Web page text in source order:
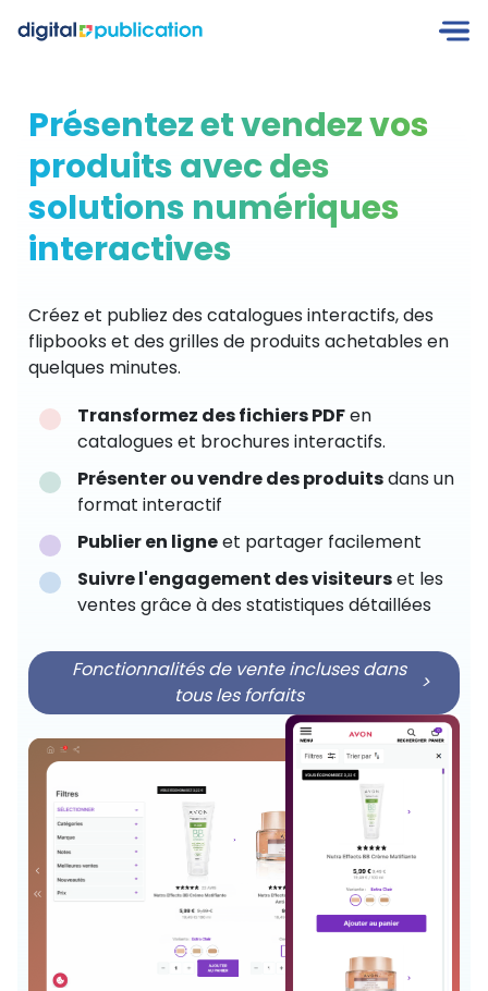
Présentez et vendez vos
produits avec des
solutions numériques
interactives
Créez et publiez des catalogues interactifs, des
flipbooks et des grilles de produits achetables en
quelques minutes.
Transformez des fichiers PDFen
catalogues et brochures interactifs.
Présenter ou vendre des produitsdans un
format interactif
Publier en ligneet partager facilement
Suivre l'engagement des visiteurset les
ventes grâce à des statistiques détaillées
Fonctionnalités de vente incluses dans
tous les forfaits
>